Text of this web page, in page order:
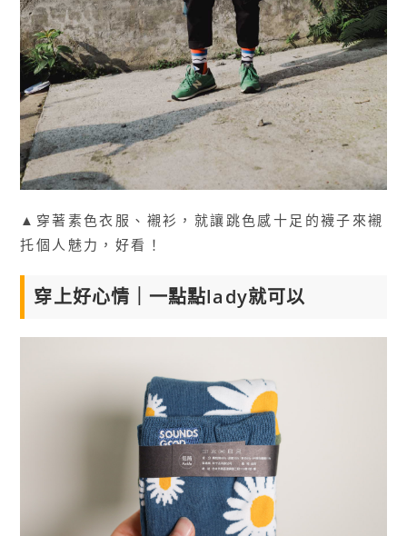
▲穿著素色衣服、襯衫，就讓跳色感十足的襪子來襯
托個人魅力，好看！
穿上好心情｜一點點lady就可以